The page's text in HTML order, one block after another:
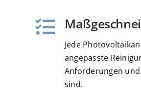
Jede
angepasste
Anforderungen
sind.